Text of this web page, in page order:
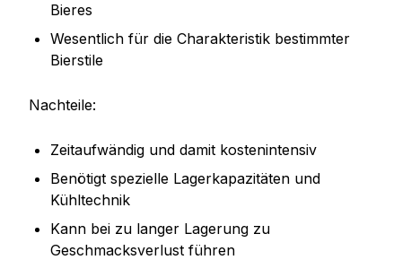
Bieres
Wesentlich für die Charakteristik bestimmter
Bierstile
Nachteile:
Zeitaufwändig und damit kostenintensiv
Benötigt spezielle Lagerkapazitäten und
Kühltechnik
Kann bei zu langer Lagerung zu
Geschmacksverlust führen